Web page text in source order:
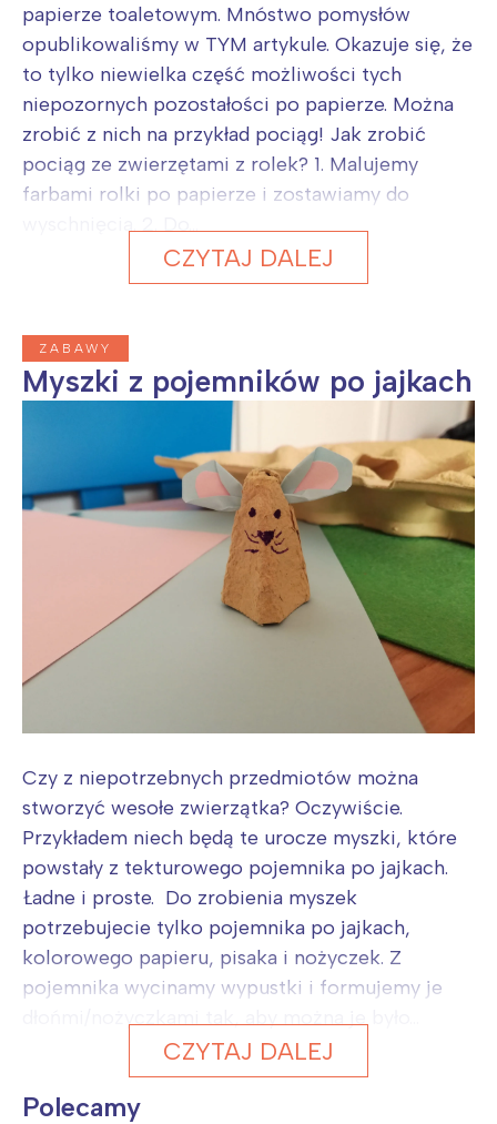
papierze toaletowym. Mnóstwo pomysłów
opublikowaliśmy w TYM artykule. Okazuje się, że
to tylko niewielka część możliwości tych
niepozornych pozostałości po papierze. Można
zrobić z nich na przykład pociąg! Jak zrobić
pociąg ze zwierzętami z rolek? 1. Malujemy
farbami rolki po papierze i zostawiamy do
CZYTAJ DALEJ
ZABAWY
Myszki z pojemników po jajkach
Czy z niepotrzebnych przedmiotów można
stworzyć wesołe zwierzątka? Oczywiście.
Przykładem niech będą te urocze myszki, które
powstały z tekturowego pojemnika po jajkach.
Ładne i proste. Do zrobienia myszek
potrzebujecie tylko pojemnika po jajkach,
kolorowego papieru, pisaka i nożyczek. Z
pojemnika wycinamy wypustki i formujemy je
CZYTAJ DALEJ
Polecamy